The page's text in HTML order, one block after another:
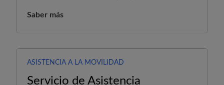
Saber más
ASISTENCIA A LA MOVILIDAD
Servicio de Asistencia